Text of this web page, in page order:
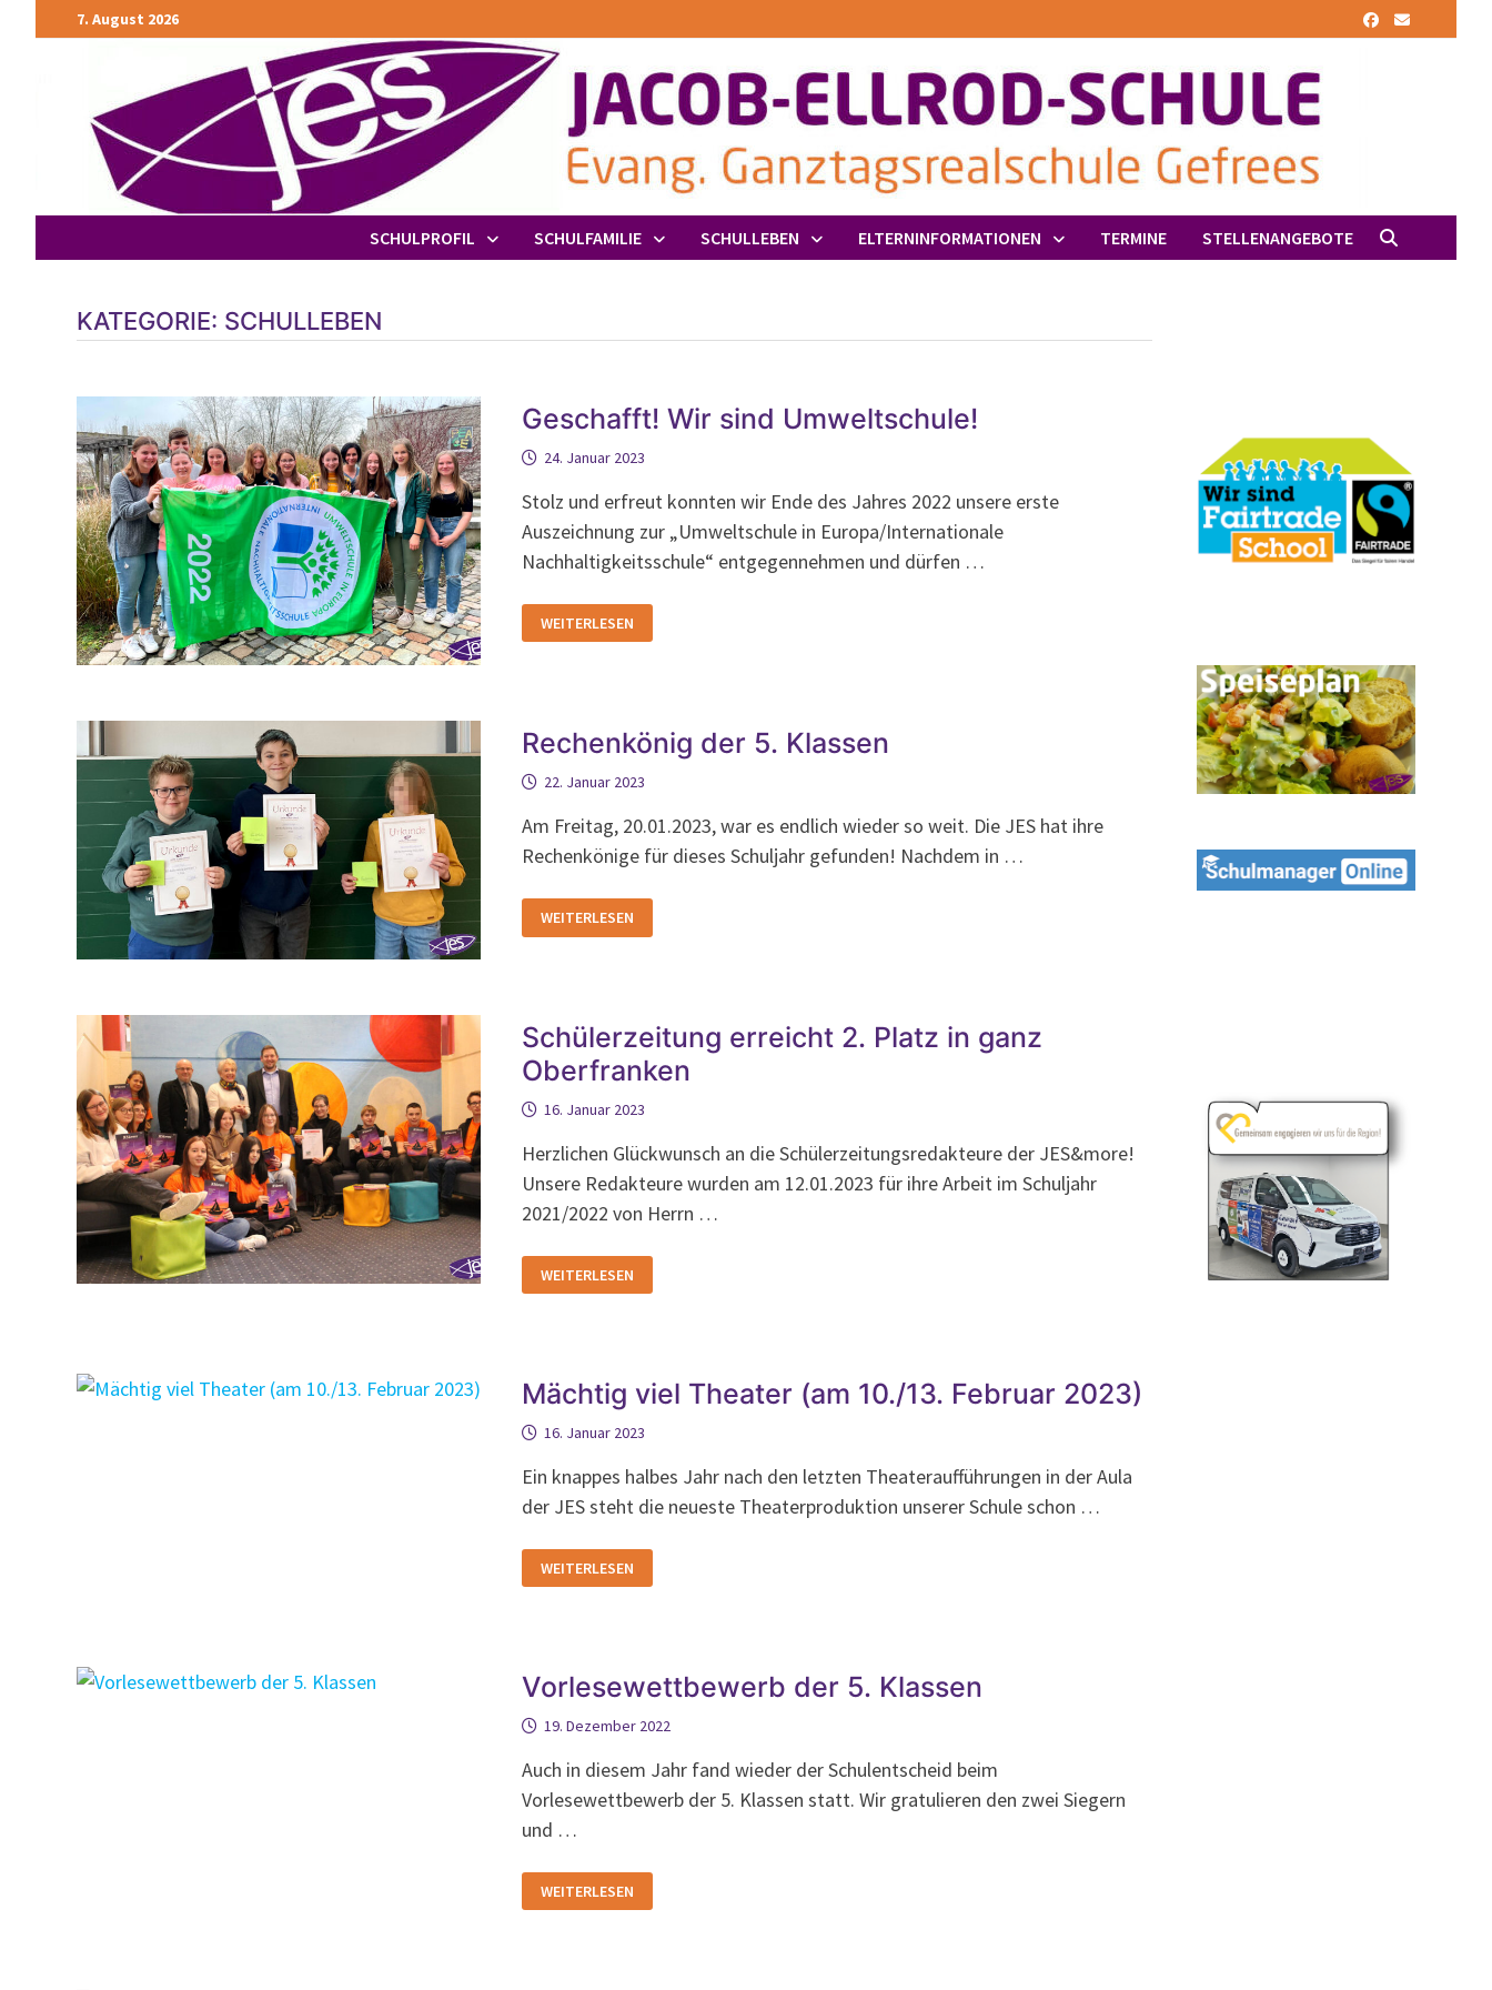
Zurück
zum
7. August 2026
SCHULPROFIL SCHULFAMILIE SCHULLEBEN ELTERNINFORMATIONEN TERMINE STELLENANGEBOTE
KATEGORIE: SCHULLEBEN
Geschafft! Wir sind Umweltschule!
24. Januar 2023
Stolz und erfreut konnten wir Ende des Jahres 2022 unsere erste
Auszeichnung zur „Umweltschule in Europa/Internationale
Nachhaltigkeitsschule“ entgegennehmen und dürfen …
WIR
SIND
WEITERLESEN
Rechenkönig der 5. Klassen
22. Januar 2023
Am Freitag, 20.01.2023, war es endlich wieder so weit. Die JES hat ihre
Rechenkönige für dieses Schuljahr gefunden! Nachdem in …
DER
5.
WEITERLESEN
Schülerzeitung erreicht 2. Platz in ganz
Oberfranken
16. Januar 2023
Herzlichen Glückwunsch an die Schülerzeitungsredakteure der JES&more!
Unsere Redakteure wurden am 12.01.2023 für ihre Arbeit im Schuljahr
2021/2022 von Herrn …
SCHÜLERZEITUNG
ERREICHT
2.
WEITERLESEN
Mächtig viel Theater (am 10./13. Februar 2023)
16. Januar 2023
Ein knappes halbes Jahr nach den letzten Theateraufführungen in der Aula
der JES steht die neueste Theaterproduktion unserer Schule schon …
VIEL
THEATER
WEITERLESEN
Vorlesewettbewerb der 5. Klassen
19. Dezember 2022
Auch in diesem Jahr fand wieder der Schulentscheid beim
Vorlesewettbewerb der 5. Klassen statt. Wir gratulieren den zwei Siegern
und …
VORLESEWETTBEWERB
DER
5.
WEITERLESEN